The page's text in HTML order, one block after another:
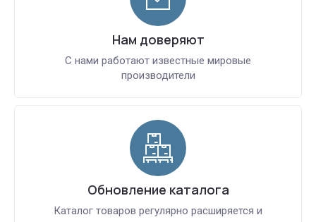
Нам доверяют
С нами работают известные мировые
производители
Обновление каталога
Каталог товаров регулярно расширяется и